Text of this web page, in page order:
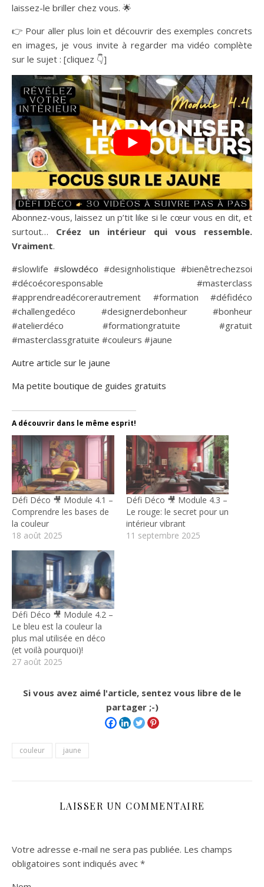
laissez-le briller chez vous. 🌟
👉 Pour aller plus loin et découvrir des exemples concrets
en images, je vous invite à regarder ma vidéo complète
sur le sujet : [cliquez 👇]
Abonnez-vous, laissez un p’tit like si le cœur vous en dit, et
surtout… Créez un intérieur qui vous ressemble.
Vraiment.
#slowlife #slowdéco #designholistique #bienêtrechezsoi
#décoécoresponsable #masterclass
#apprendreadécorerautrement #formation #défidéco
#challengedéco #designerdebonheur #bonheur
#atelierdéco #formationgratuite #gratuit
#masterclassgratuite #couleurs #jaune
Autre article sur le jaune
Ma petite boutique de guides gratuits
A découvrir dans le même esprit!
Défi Déco 🎥 Module 4.1 –
Comprendre les bases de
la couleur
18 août 2025
Défi Déco 🎥 Module 4.3 –
Le rouge: le secret pour un
intérieur vibrant
11 septembre 2025
Défi Déco 🎥 Module 4.2 –
Le bleu est la couleur la
plus mal utilisée en déco
(et voilà pourquoi)!
27 août 2025
Si vous avez aimé l'article, sentez vous libre de le
partager ;-)
couleur jaune
LAISSER UN COMMENTAIRE
Votre adresse e-mail ne sera pas publiée. Les champs
obligatoires sont indiqués avec *